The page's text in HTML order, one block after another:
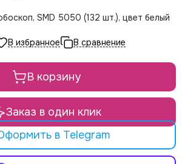
SMD 5050 (132 шт.), цвет белый
В корзину
Заказ в один клик
в Telegram